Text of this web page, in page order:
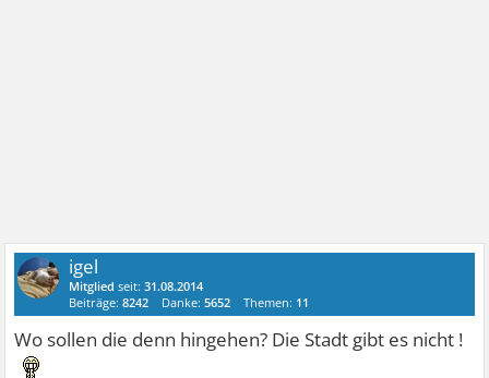
igel
Mitglied seit:31.08.2014
Beiträge:8242 Danke:5652 Themen: 11
Wo sollen die denn hingehen? Die Stadt gibt es nicht !